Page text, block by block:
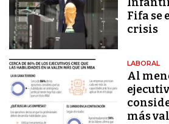
Fifa se
crisis
LABORAL
Al
más